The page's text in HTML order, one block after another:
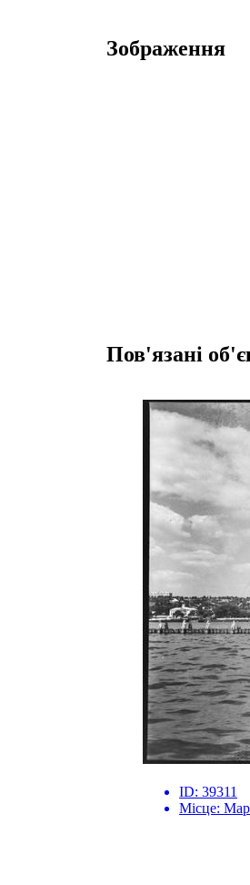
Зображення
Пов'язані
ID: 39311
Місце: